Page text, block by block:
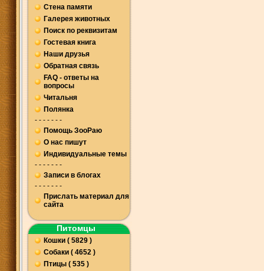
Стена памяти
Галерея животных
Поиск по реквизитам
Гостевая книга
Наши друзья
Обратная связь
FAQ - ответы на
вопросы
Читальня
Полянка
- - - - - - -
Помощь ЗооРаю
О нас пишут
Индивидуальные темы
- - - - - - -
Записи в блогах
- - - - - - -
Прислать материал для
сайта
Питомцы
Кошки ( 5829 )
Собаки ( 4652 )
Птицы ( 535 )